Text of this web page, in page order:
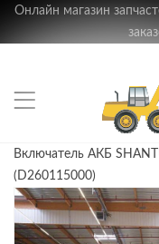
Онлайн магазин
Включатель АКБ
(D260115000)